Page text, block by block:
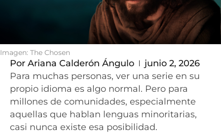
Imagen: The Chosen
Por Ariana Calderón Ángulo
junio 2, 2026
Para muchas personas, ver una serie en su
propio idioma es algo normal. Pero para
millones de comunidades, especialmente
aquellas que hablan lenguas minoritarias,
casi nunca existe esa posibilidad.